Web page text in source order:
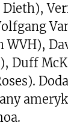
WVH),
Duff